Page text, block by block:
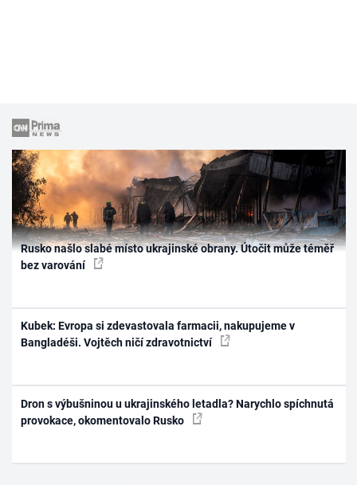
Rusko našlo slabé místo ukrajinské obrany. Útočit může téměř
bez varování
Kubek: Evropa si zdevastovala farmacii, nakupujeme v
Bangladéši. Vojtěch ničí zdravotnictví
Dron s výbušninou u ukrajinského letadla? Narychlo spíchnutá
provokace, okomentovalo Rusko